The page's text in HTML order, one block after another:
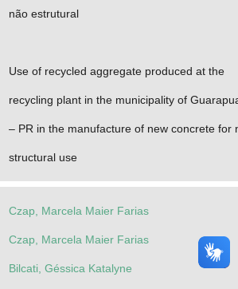
não estrutural
Use of recycled aggregate produced at the
recycling plant in the municipality of
–­ PR in the manufacture of new concrete for
structural use
Czap, Marcela Maier Farias
Czap, Marcela Maier Farias
Bilcati, Géssica Katalyne